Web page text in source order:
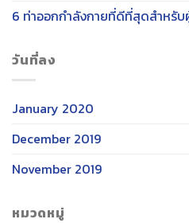
6 ท่าออกกำลังกายที่ดีที่สุดสำหรับ
วันที่ลง
January 2020
December 2019
November 2019
หมวดหมู่